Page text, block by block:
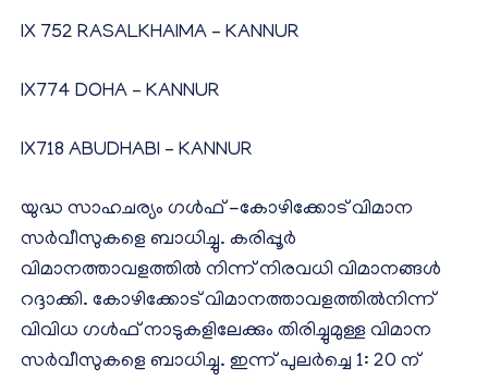
IX 752 RASALKHAIMA – KANNUR
IX774 DOHA – KANNUR
IX718 ABUDHABI – KANNUR
യുദ്ധ സാഹചര്യം ഗൾഫ് -കോഴിക്കോട് വിമാന
സർവീസുകളെ ബാധിച്ചു. കരിപ്പൂർ
വിമാനത്താവളത്തിൽ നിന്ന് നിരവധി വിമാനങ്ങൾ
റദ്ദാക്കി. കോഴിക്കോട് വിമാനത്താവളത്തിൽനിന്ന്
വിവിധ ഗൾഫ് നാടുകളിലേക്കും തിരിച്ചുമുള്ള വിമാന
സർവീസുകളെ ബാധിച്ചു. ഇന്ന് പുലർച്ചെ 1: 20 ന്